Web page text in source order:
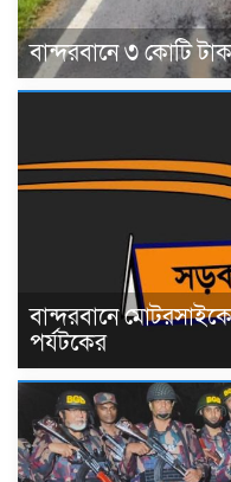
বান্দরবানে ৩ কোটি
বান্দরবানে
পর্যটকের